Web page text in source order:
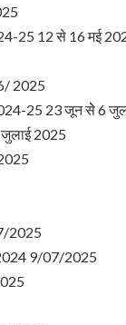
25 12 से 16 मई
2025
25 23 जून सेे 6
जुलाई 2025
2025
2024 9/07/2025